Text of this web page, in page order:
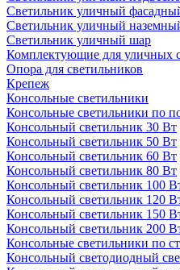
Светильник уличный
Светильник уличный
Cветильник уличный шар
Комплектующие для уличных
Опора для светильников
Крепеж
Консольные светильники
Консольные светильники по
Консольный светильник 30 Вт
Консольный светильник 50 Вт
Консольный светильник 60 Вт
Консольный светильник 80 Вт
Консольный светильник 100
Консольный светильник 120
Консольный светильник 150
Консольный светильник 200
Консольные светильники по
Консольный светодиодный